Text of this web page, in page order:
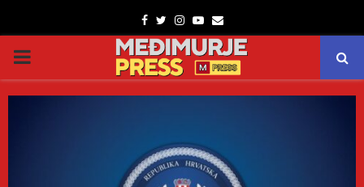
Facebook
TwitterInstagram
Youtube
Email
PRIMARY
MENU